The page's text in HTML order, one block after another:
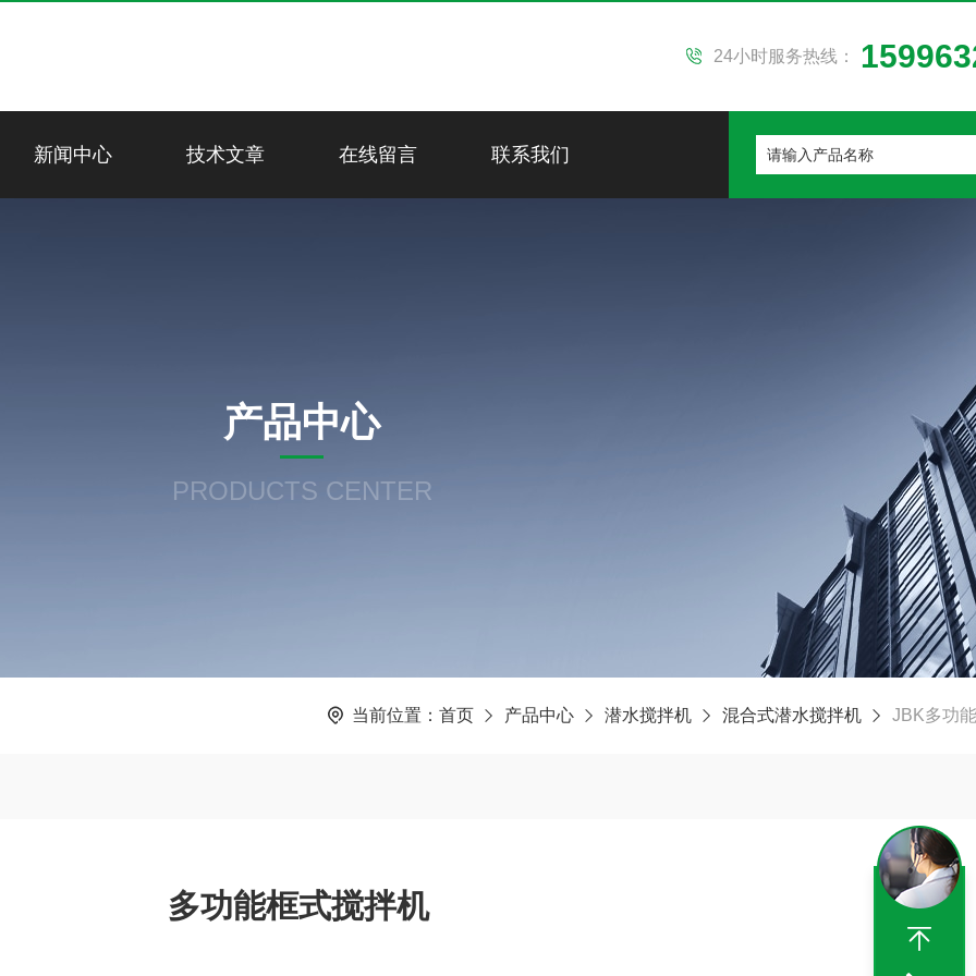
24小时服务热线：
新闻中心 技术文章 在线留言 联系我们
产品中心
PRODUCTS CENTER
当前位置： 首页 产品中心 潜水搅拌机 混合式潜水搅拌机 JBK多功
多功能框式搅拌机